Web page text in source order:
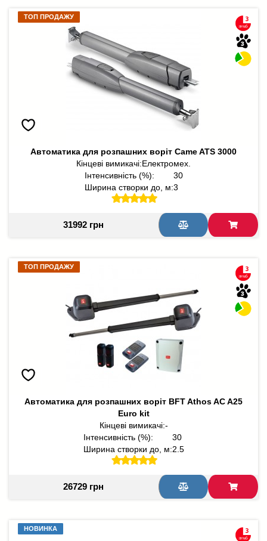
ТОП ПРОДАЖУ
ТОП ПРОДАЖУ
Автоматика для розпашних воріт Came ATS 3000
Кінцеві вимикачі:Електромех.
Інтенсивність (%):
30
Ширина створки до, м:3
31992 грн
ТОП ПРОДАЖУ
ТОП ПРОДАЖУ
Автоматика для розпашних воріт BFT Athos AC A25
Euro kit
Кінцеві вимикачі:-
Інтенсивність (%):
30
Ширина створки до, м:2.5
26729 грн
НОВИНКА
НОВИНКА